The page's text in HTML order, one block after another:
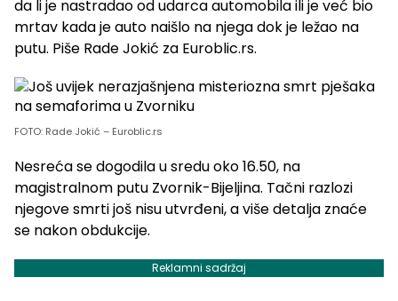
da li je nastradao od udarca automobila ili je već bio
mrtav kada je auto naišlo na njega dok je ležao na
putu. Piše Rade Jokić za Euroblic.rs.
FOTO: Rade Jokić – Euroblic.rs
Nesreća se dogodila u sredu oko 16.50, na
magistralnom putu Zvornik-Bijeljina. Tačni razlozi
njegove smrti još nisu utvrđeni, a više detalja znaće
se nakon obdukcije.
Reklamni sadržaj